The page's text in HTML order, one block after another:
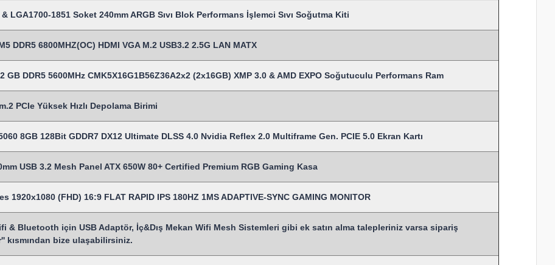
LGA1700-1851 Soket 240mm ARGB Sıvı Blok Performans İşlemci Sıvı Soğutma Kiti
DDR5 6800MHZ(OC) HDMI VGA M.2 USB3.2 2.5G LAN MATX
GB DDR5 5600MHz CMK5X16G1B56Z36A2x2 (2x16GB) XMP 3.0 & AMD EXPO Soğutuculu Performans Ram
PCIe Yüksek Hızlı Depolama Birimi
8GB 128Bit GDDR7 DX12 Ultimate DLSS 4.0 Nvidia Reflex 2.0 Multiframe Gen. PCIE 5.0 Ekran Kartı
USB 3.2 Mesh Panel ATX 650W 80+ Certified Premium RGB Gaming Kasa
1920x1080 (FHD) 16:9 FLAT RAPID IPS 180HZ 1MS ADAPTIVE-SYNC GAMING MONITOR
& Bluetooth için USB Adaptör, İç&Dış Mekan Wifi Mesh Sistemleri gibi ek satın alma talepleriniz varsa sipariş
kısmından bize ulaşabilirsiniz.